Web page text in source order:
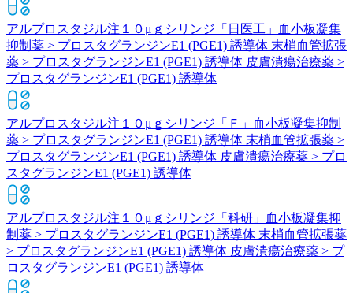
アルプロスタジル注１０μｇシリンジ「日医工」
血小板凝集
抑制薬 > プロスタグランジンE1 (PGE1) 誘導体 末梢血管拡張
薬 > プロスタグランジンE1 (PGE1) 誘導体 皮膚潰瘍治療薬 >
プロスタグランジンE1 (PGE1) 誘導体
アルプロスタジル注１０μｇシリンジ「Ｆ」
血小板凝集抑制
薬 > プロスタグランジンE1 (PGE1) 誘導体 末梢血管拡張薬 >
プロスタグランジンE1 (PGE1) 誘導体 皮膚潰瘍治療薬 > プロ
スタグランジンE1 (PGE1) 誘導体
アルプロスタジル注１０μｇシリンジ「科研」
血小板凝集抑
制薬 > プロスタグランジンE1 (PGE1) 誘導体 末梢血管拡張薬
> プロスタグランジンE1 (PGE1) 誘導体 皮膚潰瘍治療薬 > プ
ロスタグランジンE1 (PGE1) 誘導体